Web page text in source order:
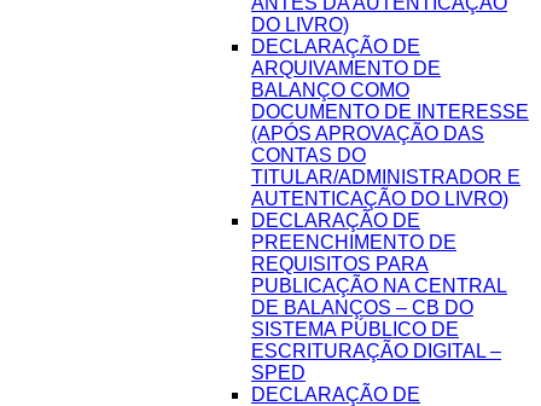
DO LIVRO)
DECLARAÇÃO DE
ARQUIVAMENTO DE
BALANÇO COMO
DOCUMENTO DE INTERESSE
(APÓS APROVAÇÃO DAS
CONTAS DO
TITULAR/ADMINISTRADOR E
AUTENTICAÇÃO DO LIVRO)
DECLARAÇÃO DE
PREENCHIMENTO DE
REQUISITOS PARA
PUBLICAÇÃO NA CENTRAL
DE BALANÇOS – CB DO
SISTEMA PÚBLICO DE
ESCRITURAÇÃO DIGITAL –
SPED
DECLARAÇÃO DE